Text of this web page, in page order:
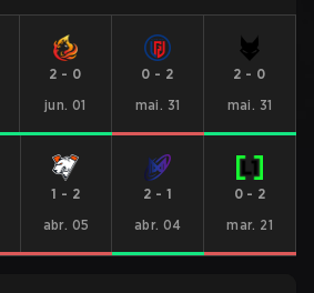
2 - 0
jun. 01
0 - 2
mai. 31
2 - 0
mai. 31
1 - 2
abr. 05
2 - 1
abr. 04
0- 2
mar. 21